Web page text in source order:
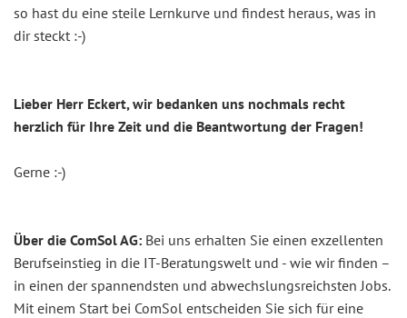
so hast du eine steile Lernkurve und findest heraus, was in
dir steckt :-)
Lieber Herr Eckert, wir bedanken uns nochmals recht
herzlich für Ihre Zeit und die Beantwortung der Fragen!
Gerne :-)
Über die ComSol AG: Bei uns erhalten Sie einen exzellenten
Berufseinstieg in die IT-Beratungswelt und - wie wir finden –
in einen der spannendsten und abwechslungsreichsten Jobs.
Mit einem Start bei ComSol entscheiden Sie sich für eine